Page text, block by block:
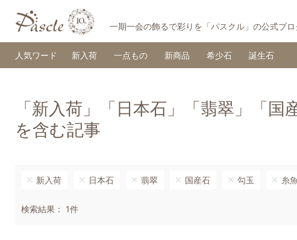
一期一会の飾るで彩りを「パスクル」の公式ブロ
人気ワード 新入荷 一点もの 新商品 希少石 誕生石
「新入荷」「日本石」「翡翠」「
を含む記事
新入荷 日本石 翡翠 国産石 勾玉 糸
検索結果： 1件